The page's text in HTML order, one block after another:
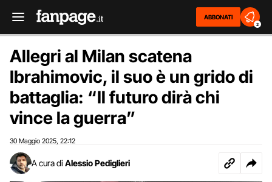
ABBONATI
2
Allegri al Milan scatena
Ibrahimovic, il suo è un grido di
battaglia: “Il futuro dirà chi
vince la guerra”
30 Maggio 2025 22:12
A cura di Alessio Pediglieri